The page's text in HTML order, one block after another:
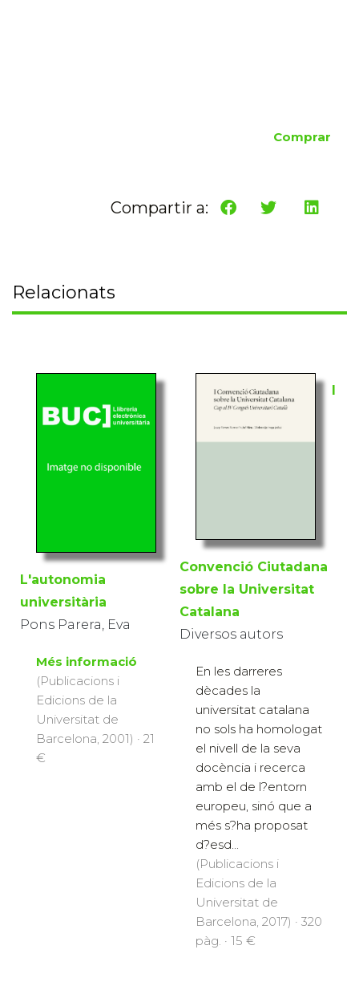
Comprar
Compartir a:
Relacionats
L'autonomia
universitària
Pons Parera, Eva
Més informació
(Publicacions i
Edicions de la
Universitat de
Barcelona, 2001) · 21
€
I
Convenció Ciutadana
sobre la Universitat
Catalana
Diversos autors
En les darreres
dècades la
universitat catalana
no sols ha homologat
el nivell de la seva
docència i recerca
amb el de l?entorn
europeu, sinó que a
més s?ha proposat
d?esd...
(Publicacions i
Edicions de la
Universitat de
Barcelona, 2017) · 320
pàg. · 15 €